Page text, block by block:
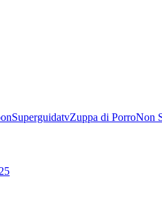
SuperguidatvZuppa di PorroNon